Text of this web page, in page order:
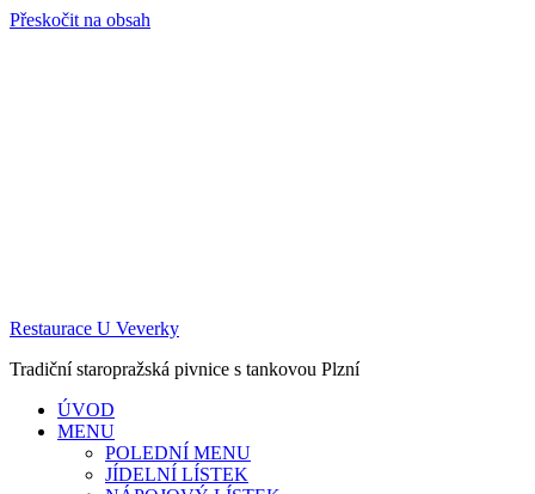
Přeskočit na obsah
Restaurace U Veverky
Tradiční staropražská pivnice s tankovou Plzní
ÚVOD
MENU
POLEDNÍ MENU
JÍDELNÍ LÍSTEK